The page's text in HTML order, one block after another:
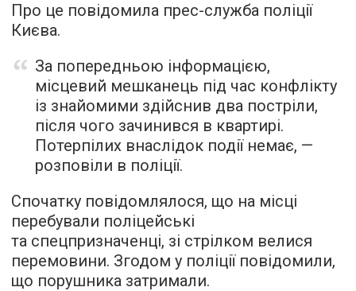
Про це повідомила прес-служба поліції
Києва.
За попередньою інформацією,
місцевий мешканець під час конфлікту
із знайомими здійснив два постріли,
після чого зачинився в квартирі.
Потерпілих внаслідок події немає, —
розповіли в поліції.
Спочатку повідомлялося, що на місці
перебували поліцейські
та спецпризначенці, зі стрілком велися
перемовини. Згодом у поліції повідомили,
що порушника затримали.